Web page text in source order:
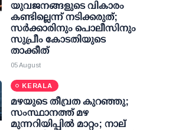
യുവജനങ്ങളുടെ വികാരം
കണ്ടില്ലെന്ന് നടിക്കരുത്;
സര്‍ക്കാരിനും പൊലീസിനും
സുപ്രീം കോടതിയുടെ
താക്കീത്
05 August
KERALA
മഴയുടെ തീവ്രത കുറഞ്ഞു;
സംസ്ഥാനത്ത് മഴ
മുന്നറിയിപ്പിൽ മാറ്റം; നാല്